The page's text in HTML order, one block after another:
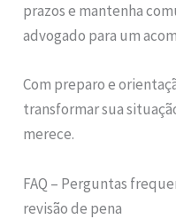
prazos e mantenha
advogado para um
Com preparo e
transformar sua
merece.
FAQ – Perguntas
revisão de pena